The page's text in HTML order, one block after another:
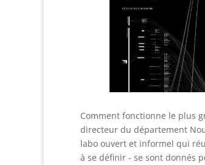
Comment fonctionne le plus
directeur du département
labo ouvert et informel qui
à se définir - se sont donnés